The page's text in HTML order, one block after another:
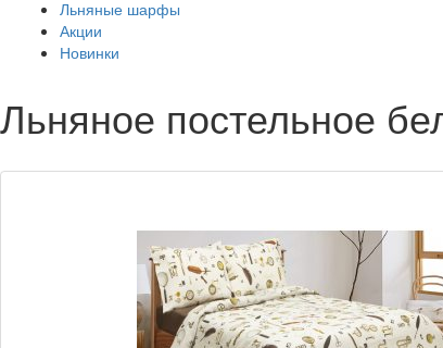
Льняные шарфы
Акции
Новинки
Льняное постельное